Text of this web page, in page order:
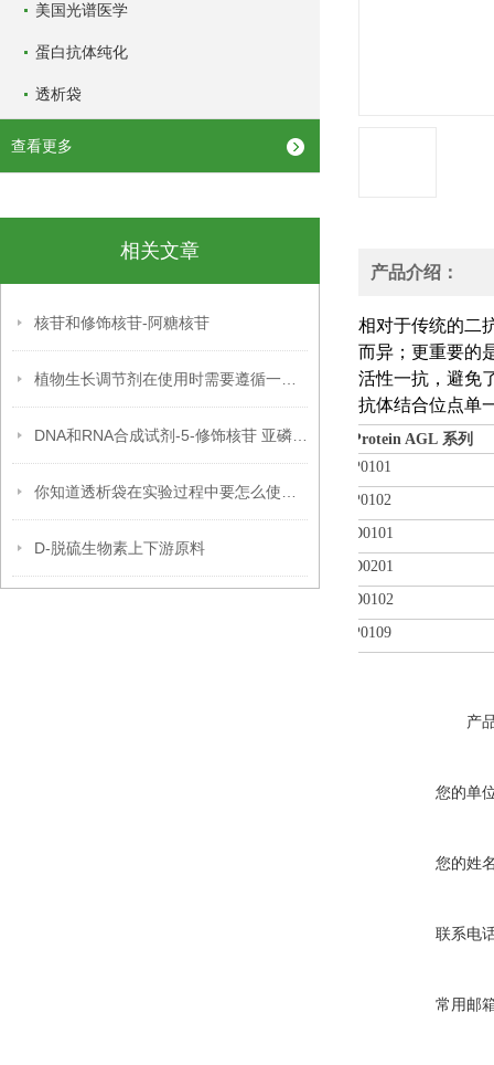
美国光谱医学
蛋白抗体纯化
透析袋
查看更多
相关文章
核苷和修饰核苷-阿糖核苷
D-脱硫生物素上下游原料
产品介绍：
相对于传统的二
而异；更重要的
活性一抗，避免
抗体结合位点单
Protein AGL 系列
P0101
P0102
D0101
D0201
D0102
P0109
产
您的单
您的姓
联系电
常用邮